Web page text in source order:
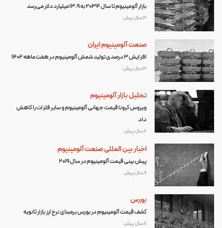
بازار آلومینیوم تا سال ۲۰۳۴ به ۱۳.۹ میلیارد دلار می‌رسد
3 سال پیش
صنعت آلومینیوم ایران
افزایش 3 درصدی تولید شمش آلومینیوم در هفت ماهه 1402
3 سال پیش
تحلیل بازار آلومینیوم
ویروس کرونا قیمت جهانی آلومینیوم و سایر فلزات را کاهش
داد
6 سال پیش
اخبار بین المللی صنعت آلومینیوم
پیش بینی قیمت آلومینیوم در سال 2019
8 سال پیش
بورس
کشف قیمت آلومینیوم در بورس برمبنای نرخ ارز بازار ثانویه
8 سال پیش